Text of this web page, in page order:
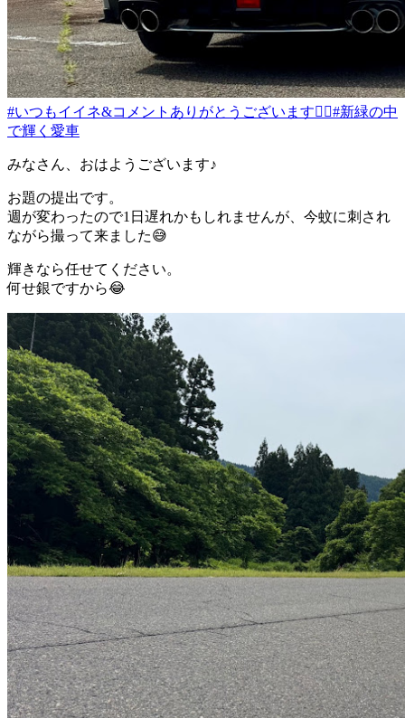
#いつもイイネ&コメントありがとうございます🙇‍♂️#新緑の中
で輝く愛車
みなさん、おはようございます♪
お題の提出です。
週が変わったので1日遅れかもしれませんが、今蚊に刺され
ながら撮って来ました😅
輝きなら任せてください。
何せ銀ですから😂